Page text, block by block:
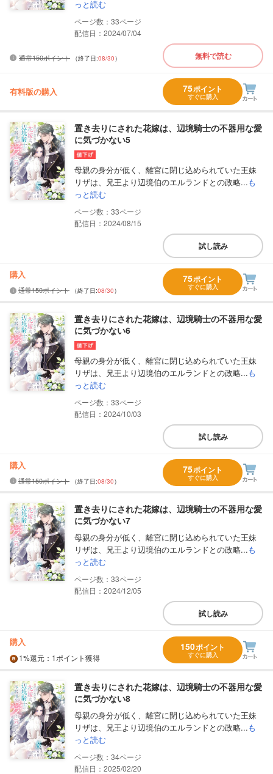
っと読む
33
配信日：2024/07/04
通常150ポイント （終了日:08/30） 無料で読む
有料版の購入 75ポイント
すぐに購入
置き去りにされた花嫁は、辺境騎士の不器用な愛
に気づかない5
母親の身分が低く、離宮に閉じ込められていた王妹
リザは、兄王より辺境伯のエルランドとの政略...も
っと読む
33
配信日：2024/08/15
試し読み
購入
通常150ポイント （終了日:08/30）
75ポイント
すぐに購入
置き去りにされた花嫁は、辺境騎士の不器用な愛
に気づかない6
母親の身分が低く、離宮に閉じ込められていた王妹
リザは、兄王より辺境伯のエルランドとの政略...も
っと読む
33
配信日：2024/10/03
試し読み
購入
通常150ポイント （終了日:08/30）
75ポイント
すぐに購入
置き去りにされた花嫁は、辺境騎士の不器用な愛
に気づかない7
母親の身分が低く、離宮に閉じ込められていた王妹
リザは、兄王より辺境伯のエルランドとの政略...も
っと読む
33
配信日：2024/12/05
試し読み
購入
1%還元 ：1ポイント獲得
150ポイント
すぐに購入
置き去りにされた花嫁は、辺境騎士の不器用な愛
に気づかない8
母親の身分が低く、離宮に閉じ込められていた王妹
リザは、兄王より辺境伯のエルランドとの政略...も
っと読む
34
配信日：2025/02/20